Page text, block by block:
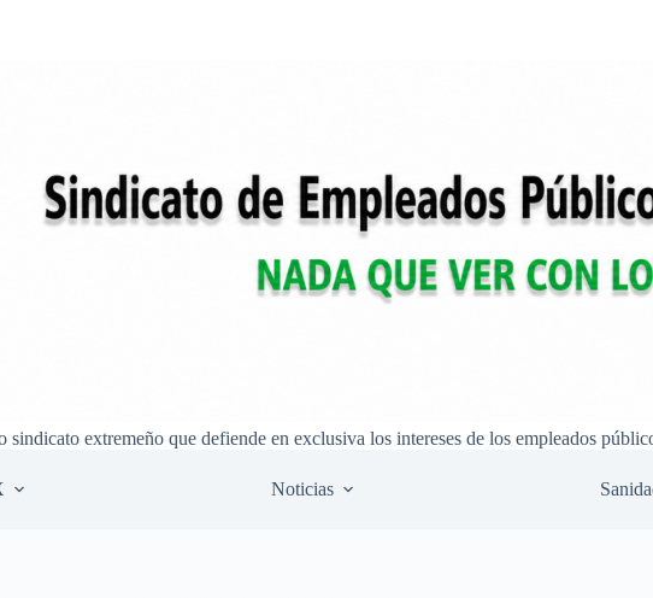
sindicato extremeño que defiende en exclusiva los intereses de los empleados
Noticias